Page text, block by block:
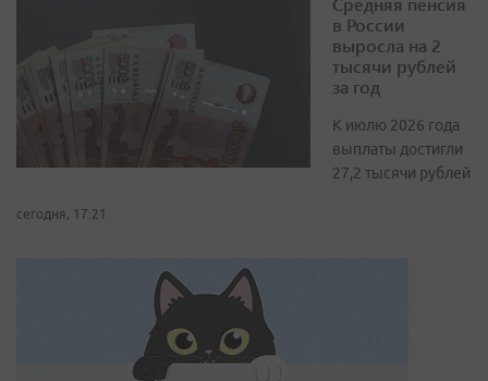
в России
выросла на 2
тысячи рублей
за год
К июлю 2026 года
выплаты достигли
27,2 тысячи рублей
сегодня, 17:21